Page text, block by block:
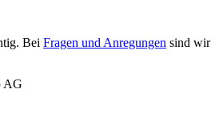
Bei Fragen und Anregungen sind wir
AG